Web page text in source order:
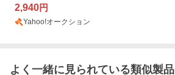
クバ XC-PRO EXTREM
E LENS GUARD 72mm
2,940円
Yahoo!オークション
よく一緒に見られている類似製品